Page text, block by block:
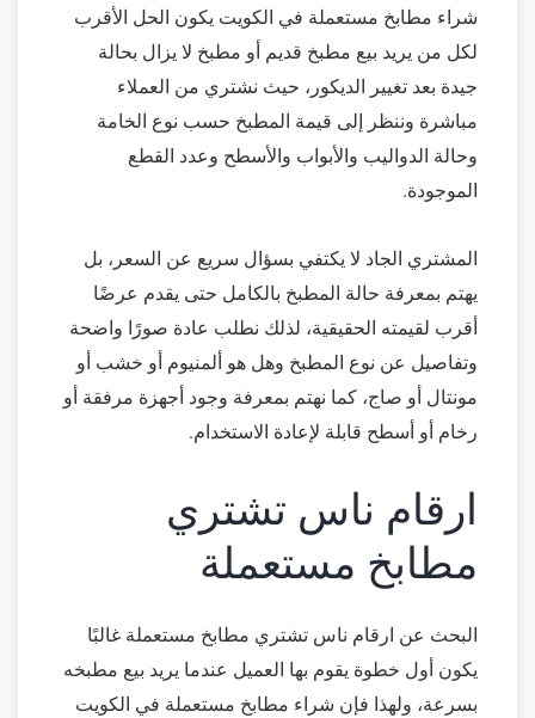
شراء مطابخ مستعملة في الكويت يكون الحل الأقرب
لكل من يريد بيع مطبخ قديم أو مطبخ لا يزال بحالة
جيدة بعد تغيير الديكور، حيث نشتري من العملاء
مباشرة وننظر إلى قيمة المطبخ حسب نوع الخامة
وحالة الدواليب والأبواب والأسطح وعدد القطع
الموجودة.
المشتري الجاد لا يكتفي بسؤال سريع عن السعر، بل
يهتم بمعرفة حالة المطبخ بالكامل حتى يقدم عرضًا
أقرب لقيمته الحقيقية، لذلك نطلب عادة صورًا واضحة
وتفاصيل عن نوع المطبخ وهل هو ألمنيوم أو خشب أو
مونتال أو صاج، كما نهتم بمعرفة وجود أجهزة مرفقة أو
رخام أو أسطح قابلة لإعادة الاستخدام.
ارقام ناس تشتري
مطابخ مستعملة
البحث عن ارقام ناس تشتري مطابخ مستعملة غالبًا
يكون أول خطوة يقوم بها العميل عندما يريد بيع مطبخه
بسرعة، ولهذا فإن شراء مطابخ مستعملة في الكويت